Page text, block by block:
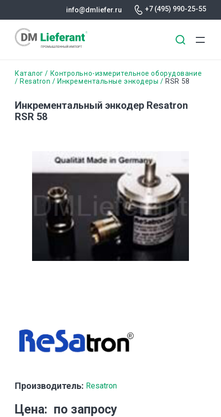
содержанию
info@dmliefer.ru +7 (495) 990-25-55
Строка
Каталог
Контрольно-измерительное оборудование
Resatron
Инкрементальные энкодеры RSR 58
Инкрементальный энкодер Resatron
RSR 58
Производитель: Resatron
Цена по запросу